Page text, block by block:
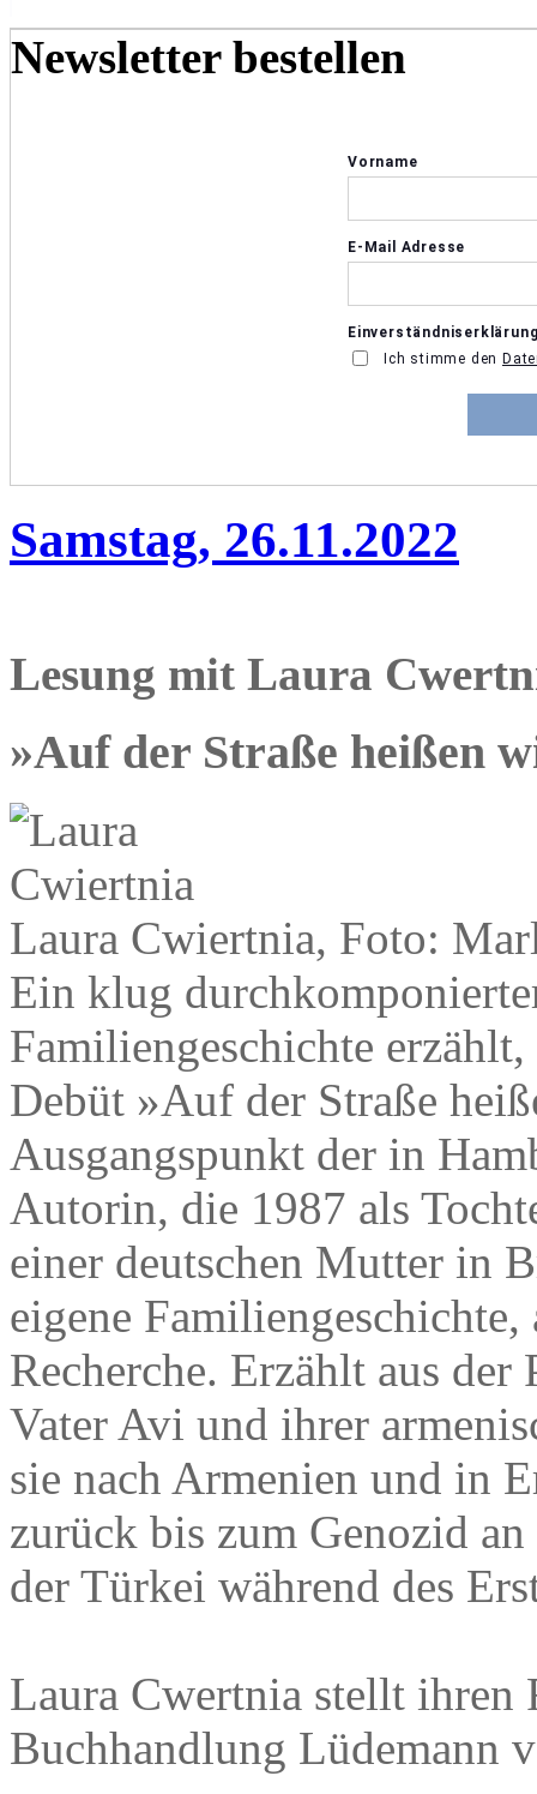
Newsletter bestellen
Samstag, 26.11.2022
Lesung mit Laura
»Auf der Straße heißen
Laura Cwiertnia, Foto:
Ein klug
Familiengeschichte
Debüt »Auf der Straße
Ausgangspunkt der in
Autorin, die 1987 als
einer deutschen Mutter in
eigene
Recherche. Erzählt aus
Vater Avi und ihrer
sie nach Armenien und in
zurück bis zum Genozid
der Türkei während des
Laura Cwertnia stellt ihren
Buchhandlung Lüdemann